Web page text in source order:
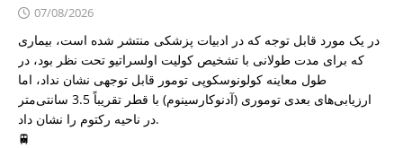
07/08/2026
در یک مورد قابل توجه که در ادبیات پزشکی منتشر شده است، بیماری
که برای مدت طولانی با تشخیص کولیت اولسراتیو تحت نظر بود، در
طول معاینه کولونوسکوپی تومور قابل توجهی نشان نداد، اما
ارزیابی‌های بعدی توموری (آدنوکارسینوم) با قطر تقریباً 3.5 سانتی‌متر
در ناحیه رکتوم را نشان داد.
🚆